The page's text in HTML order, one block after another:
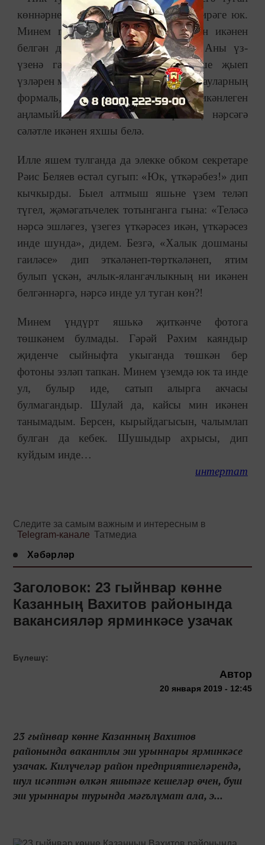
көннәрнең юбилейларның гомумән кирәге юк.
Минем гомергә туган көннең кайчан икәнен
белгән дә, уйлаганым да булмады. Аны үз-
үзенә гашыйк булганнар гына кеше җыеп
үзләрен мактатып утыралар. Ә ул мактауларның
формаль, күңеле булсынга гына икәнлеген
аңламыйлар. Акыллы кеше үзенең нәрсәгә
сәләтле икәнен яхшы белә.
Илле яшем тулганда да элекке обком секретаре
Рәис Беляев өстәл сугып: «Юк, үткәрәбез!» дип
кычкырды. Быел алтмыш яшьне үзем теләп
түгел, җәмәгатьчелек тотынганга гына: «Теләсә
нәрсә эшләгез, үзегез үткәрәсез икән, үткәрәсез
инде шунда», дидем. Безгә, «Халык дошманы
гаиләсе» дип эткәләнеп-төрткәләнеп, ятим
булып үскән, ачлык-ялангачлыкның ни икәнен
белгәннәргә, нәрсә инде ул туган көн?!
Минем үндүрт яшькә җиткәнче фотога
төшкәнем булмады. Гәрәй Рәхим каяндыр
җиденче сыйныфта укыганда төшкән бер
фотоны эзләп тапкан. Минем үземдә юк та инде
ул, булыр иде, сатып алырга акчасы
булмагандыр. Шулай да, кайсы мин икәнен
танымадым. Берсен, кырыйдагысын, чалымлап
булган да кебек. Шушыдыр ахрысы, дип
куйдым инде…
интертат
Следите за самым важным и интересным в
Telegram-канале Татмедиа
Хәбәрләр
Заголовок: 23 гыйнвар көнне
Казанның Вахитов районында
вакансияләр ярминкәсе узачак
Бүлешү:
Автор
20 января 2019 - 12:45
23 гыйнвар көнне Казанның Вахитов
районында вакантлы эш урыннары ярминкәсе
узачак. Килүчеләр район предприятиеләрендә,
шул исәптән өлкән яшьтәге кешеләр өчен, буш
эш урыннары турында мәгълүмат ала, э...